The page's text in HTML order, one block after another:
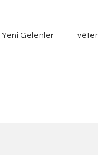
Yeni Gelenler